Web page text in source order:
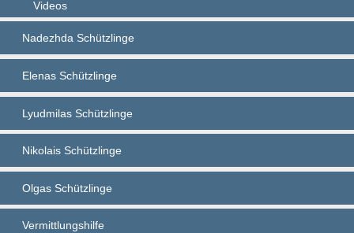
Videos
Nadezhda Schützlinge
Elenas Schützlinge
Lyudmilas Schützlinge
Nikolais Schützlinge
Olgas Schützlinge
Vermittlungshilfe